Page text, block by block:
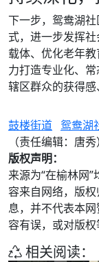
下一步，鸳鸯湖
式，进一步发挥
载体、优化老年
力打造专业化、
辖区群众的获得感
鼓楼街道 鸳鸯湖
（责任编辑：唐秀）
版权声明：
来源为“在榆林网
容来自网络，版
息，并不代表本
容有误，或对版权
相关阅读：